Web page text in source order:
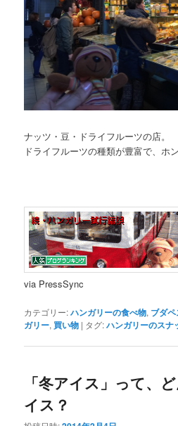
ナッツ・豆・ドライフルーツの店。
ドライフルーツの種類が豊富で、
via PressSync
カテゴリー:ハンガリーの食べ物, ブダ
ガリー, 買い物 | タグ:ハンガリーのスナ
「冬アイス」って、
イス？